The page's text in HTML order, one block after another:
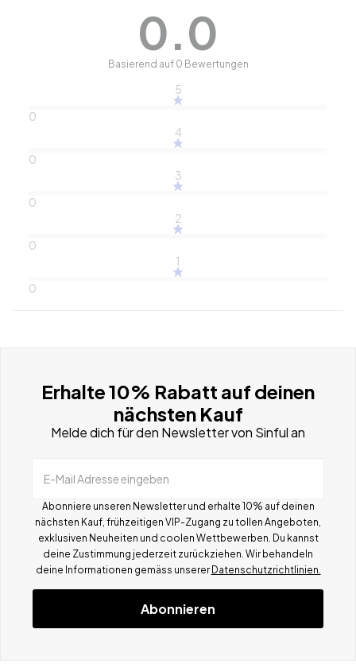
0.0
Basierend auf 0 Bewertungen
5
0
4
0
3
0
2
0
1
0
Erhalte 10% Rabatt auf deinen
nächsten Kauf
Melde dich für den Newsletter von Sinful an
E-Mail Adresse eingeben
Abonniere unseren Newsletter und erhalte 10% auf deinen
nächsten Kauf, frühzeitigen VIP-Zugang zu tollen Angeboten,
exklusiven Neuheiten und coolen Wettbewerben. Du kannst
deine Zustimmung jederzeit zurückziehen. Wir behandeln
deine Informationen gemäss unserer Datenschutzrichtlinien.
Abonnieren